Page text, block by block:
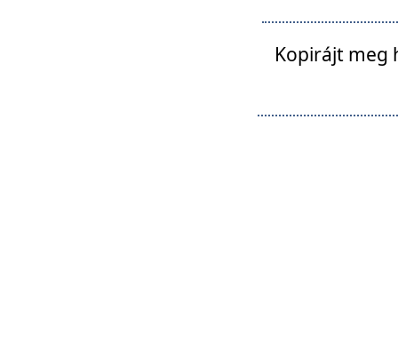
Kopirájt meg